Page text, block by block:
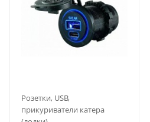
Розетки, USB,
прикуриватели катера